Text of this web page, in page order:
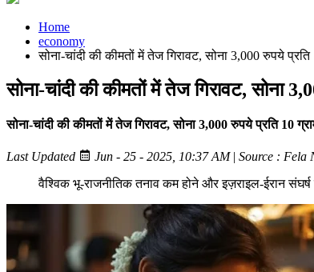
Home
economy
सोना-चांदी की कीमतों में तेज गिरावट, सोना 3,000 रुपये
सोना-चांदी की कीमतों में तेज गिरावट, सोना
सोना-चांदी की कीमतों में तेज गिरावट, सोना 3,000 रुपये प्रति 10
Last Updated Jun - 25 - 2025, 10:37 AM| Source : Fela
वैश्विक भू-राजनीतिक तनाव कम होने और इज़राइल‐ईरान